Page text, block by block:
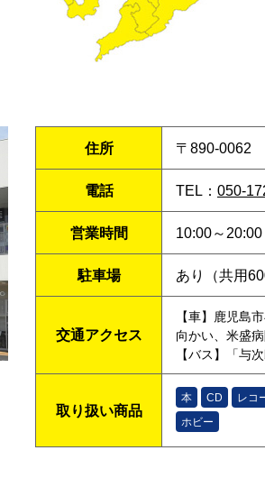
住所 〒890-0062
電話 TEL： 050-
営業時間 10:00～20:00
駐車場 あり（共用
交通アクセス
【車】鹿児島
向かい、米盛病
【バス】「与
取り扱い商品
本 CD レコ
ホビー